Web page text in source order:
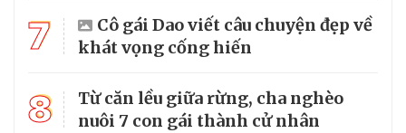
7
Cô gái Dao viết câu chuyện đẹp về
khát vọng cống hiến
8
Từ căn lều giữa rừng, cha nghèo
nuôi 7 con gái thành cử nhân